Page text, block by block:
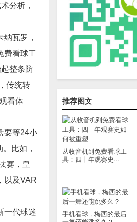
推荐图文
从收音机到免费看球工
具：四十年观赛史···
手机看球，梅西的最后
分析，
瓦罗，
费看球工
整条防
传统转
看体
要等24小
比如，
赛，皇
以及VAR
一代球迷